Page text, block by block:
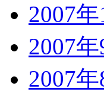
2007年
2007年
2007年